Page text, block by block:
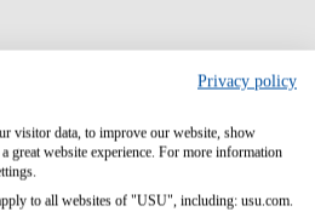
Privacy policy
visitor data, to improve our website, show
great website experience. For more information
to all websites of "USU", including: usu.com.